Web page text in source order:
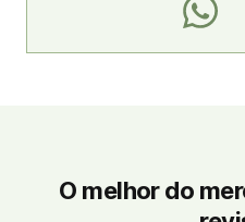
O melhor do